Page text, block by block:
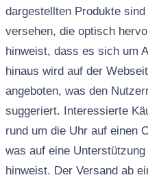
dargestellten Produkte
versehen, die optisch
hinweist, dass es sich um
hinaus wird auf der
angeboten, was den
suggeriert. Interessierte
rund um die Uhr auf einen
was auf eine
hinweist. Der Versand ab